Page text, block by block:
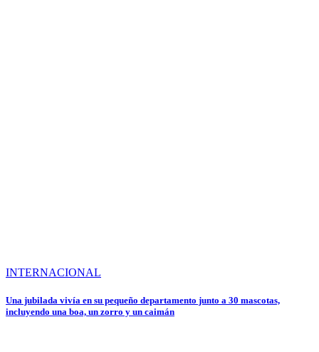
INTERNACIONAL
Una jubilada vivía en su pequeño departamento junto a 30 mascotas,
incluyendo una boa, un zorro y un caimán